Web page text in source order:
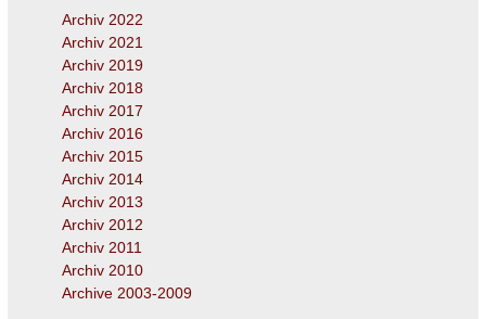
Archiv 2022
Archiv 2021
Archiv 2019
Archiv 2018
Archiv 2017
Archiv 2016
Archiv 2015
Archiv 2014
Archiv 2013
Archiv 2012
Archiv 2011
Archiv 2010
Archive 2003-2009